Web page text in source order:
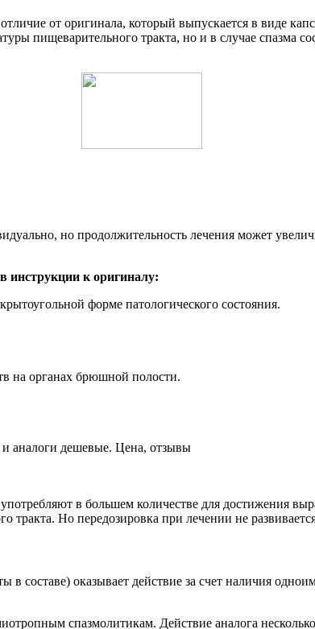
от оригинала, который выпускается в виде
пищеварительного тракта, но и в случае спазма
но продолжительность лечения может
инструкции к оригиналу:
форме патологического состояния.
на органах брюшной полости.
в большем количестве для достижения
тракта. Но передозировка при лечении не
составе) оказывает действие за счет наличия
спазмолитикам. Действие аналога